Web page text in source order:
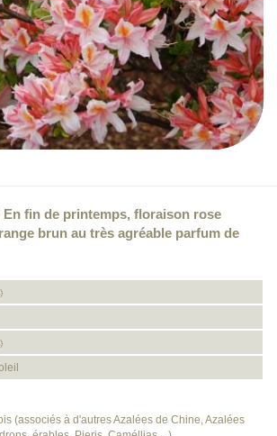
En fin de printemps, floraison rose
brun au très agréable parfum de
(associés à d'autres Azalées de Chine, Azalées